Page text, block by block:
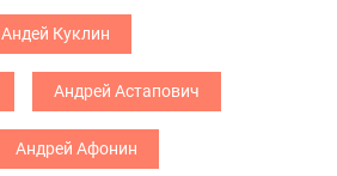
Андей Куклин
Андрей Астапович
Андрей Афонин